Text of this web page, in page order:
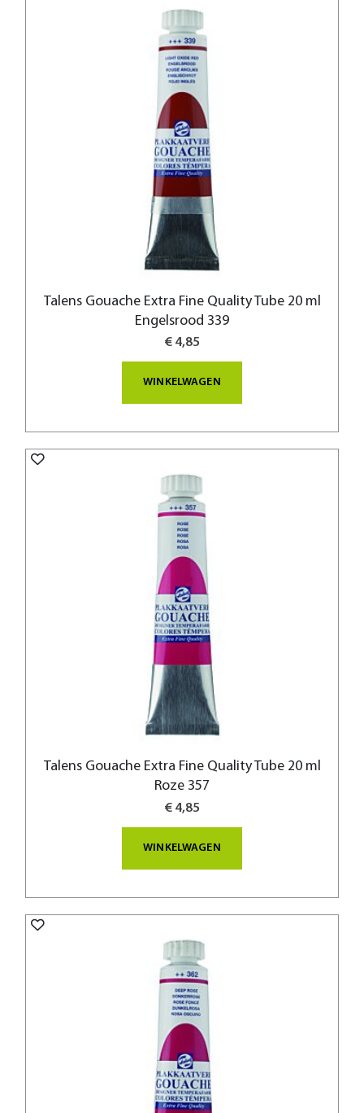
Talens Gouache Extra Fine Quality Tube 20 ml
Engelsrood 339
€ 4,85
WINKELWAGEN
Talens Gouache Extra Fine Quality Tube 20 ml
Roze 357
€ 4,85
WINKELWAGEN